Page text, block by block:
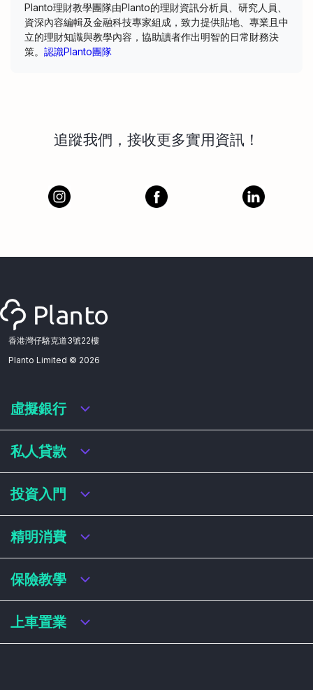
Planto理財教學團隊由Planto的理財資訊分析員、研究人員、
資深內容編輯及金融科技專家組成，致力提供貼地、專業且中
立的理財知識與教學內容，協助讀者作出明智的日常財務決
策。 認識Planto團隊
追蹤我們，接收更多實用資訊！
香港灣仔駱克道3號22樓
Planto Limited © 2026
虛擬銀行
虛擬銀行迎新優惠
虛擬銀行存款利率比較
虛擬銀行銀扣賬卡 / 信用卡
虛擬銀行貸款
私人貸款
私人貸款年利率比較
網上即批貸款
結餘轉戶
稅務貸款
財務公司貸款
投資入門
港股戶口收費及迎新優惠
基金平台比較
買加密貨幣教學
精明消費
網購信用卡
飛行里數信用卡
學生信用卡
保險教學
買保險基本概念
上車置業